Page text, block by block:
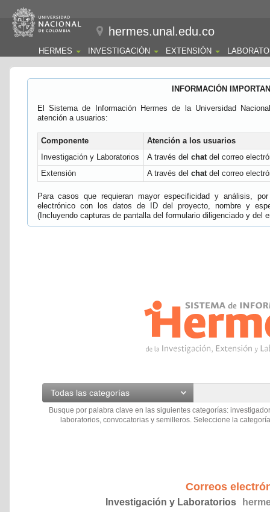
hermes.unal.edu.co
HERMES INVESTIGACIÓN EXTENSIÓN
INFORMACIÓN
El Sistema de Información Hermes de la Universidad
atención a usuarios:
Componente
Atención a los usuarios
Investigación y Laboratorios
A través del chatdel correo
Extensión
A través del chatdel correo
Para casos que requieran mayor especificidad y análisis,
electrónico con los datos de ID del proyecto, nombre y
(Incluyendo capturas de pantalla del formulario diligenciado y del
Todas las categorías
Busque por palabra clave en las siguientes categorías:
laboratorios, convocatorias y semilleros. Seleccione la
Correos
Investigación y Laboratorios